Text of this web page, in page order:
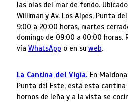
las olas del mar de fondo.
Williman y Av. Los Alpes, Punta
9:00 a 20:00 horas, martes
domingo de 09:00 a 00:00 horas.
vía WhatsApp o en su web.
La Cantina del Vigía. En
Punta del Este, está esta cantina
hornos de leña y a la vista se